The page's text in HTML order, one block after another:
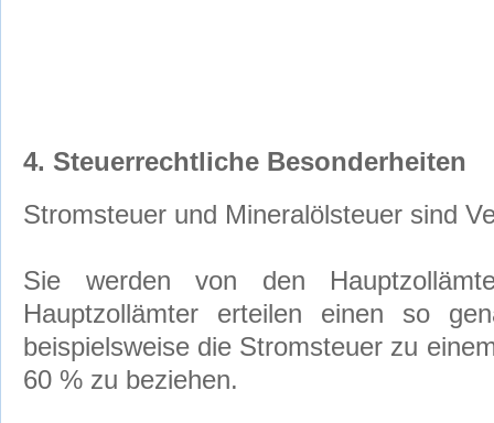
4. Steuerrechtliche Besonderheiten
Stromsteuer und Mineralölsteuer sind
Sie werden von den
Hauptzollämter erteilen einen so
beispielsweise die Stromsteuer zu
60 % zu beziehen.